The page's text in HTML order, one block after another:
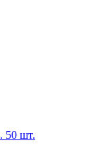
50 шт.